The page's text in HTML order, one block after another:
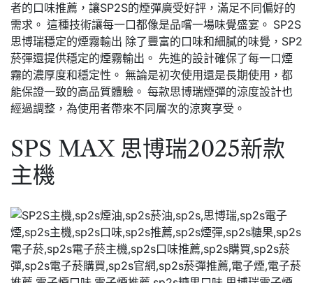
者的口味推薦，讓SP2S的煙彈廣受好評，滿足不同偏好的
需求。 這種技術讓每一口都像是品嚐一場味覺盛宴。 SP2S
思博瑞穩定的煙霧輸出 除了豐富的口味和細膩的味覺，SP2
菸彈還提供穩定的煙霧輸出。 先進的設計確保了每一口煙
霧的濃厚度和穩定性。 無論是初次使用還是長期使用，都
能保證一致的高品質體驗。 每款思博瑞煙彈的涼度設計也
經過調整，為使用者帶來不同層次的涼爽享受。
SPS MAX 思博瑞2025新款
主機